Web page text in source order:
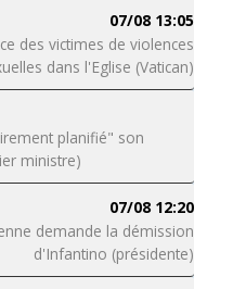
07/08 13:05
des victimes de violences
dans l'Eglise (Vatican)
planifié" son
ministre)
07/08 12:20
demande la démission
d'Infantino (présidente)